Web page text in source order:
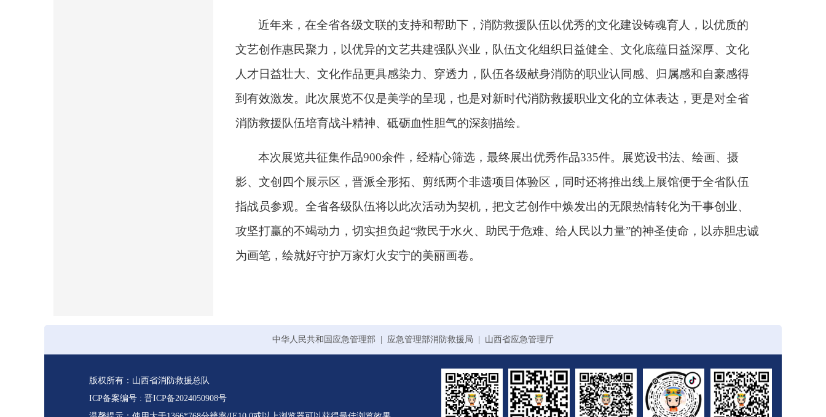
近年来，在全省各级文联的支持和帮助下，消防救援队伍以优秀的文化建设铸魂育人，以优质的
文艺创作惠民聚力，以优异的文艺共建强队兴业，队伍文化组织日益健全、文化底蕴日益深厚、文化
人才日益壮大、文化作品更具感染力、穿透力，队伍各级献身消防的职业认同感、归属感和自豪感得
到有效激发。此次展览不仅是美学的呈现，也是对新时代消防救援职业文化的立体表达，更是对全省
消防救援队伍培育战斗精神、砥砺血性胆气的深刻描绘。
本次展览共征集作品900余件，经精心筛选，最终展出优秀作品335件。展览设书法、绘画、摄
影、文创四个展示区，晋派全形拓、剪纸两个非遗项目体验区，同时还将推出线上展馆便于全省队伍
指战员参观。全省各级队伍将以此次活动为契机，把文艺创作中焕发出的无限热情转化为干事创业、
攻坚打赢的不竭动力，切实担负起“救民于水火、助民于危难、给人民以力量”的神圣使命，以赤胆忠诚
为画笔，绘就好守护万家灯火安宁的美丽画卷。
中华人民共和国应急管理部 应急管理部消防救援局 山西省应急管理厅
版权所有：山西省消防救援总队
ICP备案编号 : 晋ICP备2024050908号